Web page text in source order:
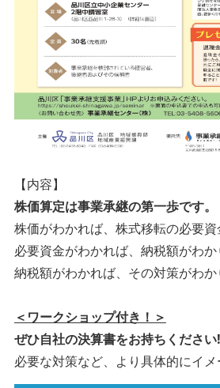
【内容】
株価算定は事業承継の第一歩です。
株価がわかれば、株式移転の必要資
必要資金がわかれば、納税額がわか
納税額がわかれば、その対策がわか
＜ワークショップ付き！＞
ぜひ自社の決算書をお持ちください!
必要な対策など、より具体的にイメ